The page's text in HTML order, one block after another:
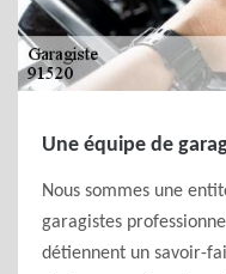
Une équipe de
Nous sommes une
garagistes
détiennent un savoir-